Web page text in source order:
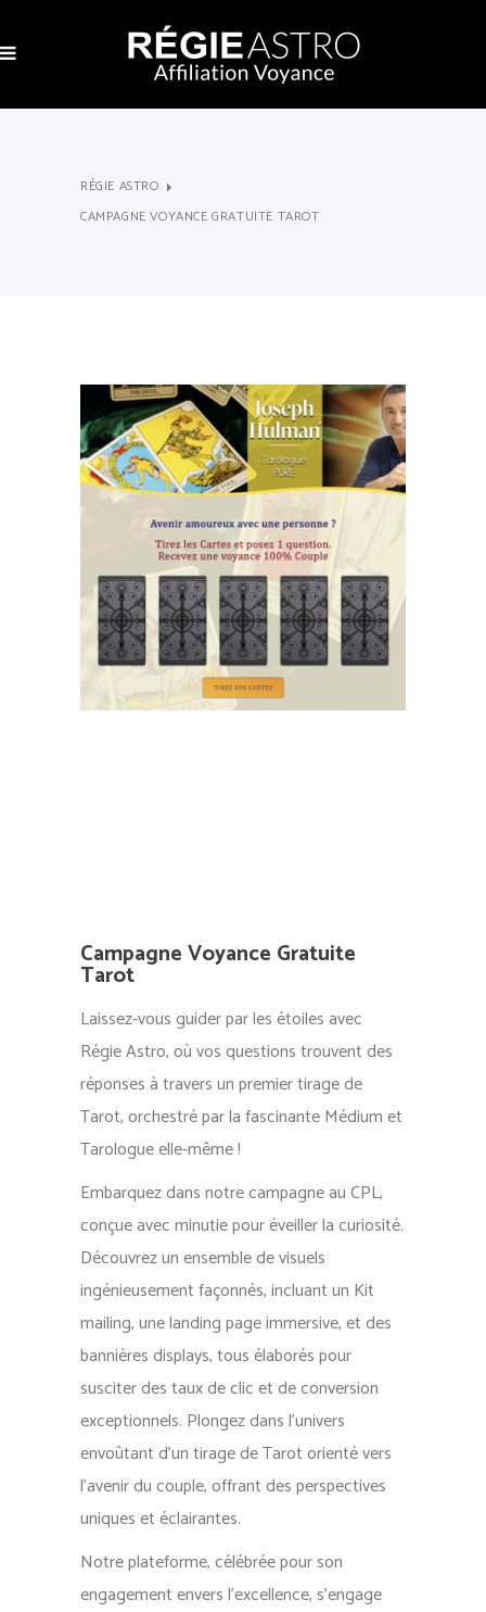
RÉGIE ASTRO
CAMPAGNE VOYANCE GRATUITE TAROT
Campagne Voyance Gratuite
Tarot
Laissez-vous guider par les étoiles avec
Régie Astro, où vos questions trouvent des
réponses à travers un premier tirage de
Tarot, orchestré par la fascinante Médium et
Tarologue elle-même !
Embarquez dans notre campagne au CPL,
conçue avec minutie pour éveiller la curiosité.
Découvrez un ensemble de visuels
ingénieusement façonnés, incluant un Kit
mailing, une landing page immersive, et des
bannières displays, tous élaborés pour
susciter des taux de clic et de conversion
exceptionnels. Plongez dans l’univers
envoûtant d’un tirage de Tarot orienté vers
l’avenir du couple, offrant des perspectives
uniques et éclairantes.
Notre plateforme, célébrée pour son
engagement envers l’excellence, s’engage